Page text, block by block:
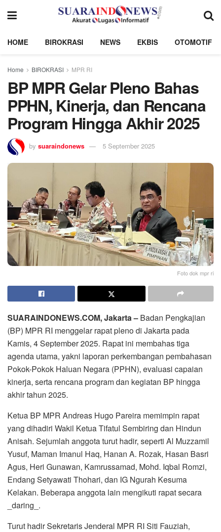
HOME BIROKRASI NEWS EKBIS OTOMOTIF
Home BIROKRASI MPR RI
BP MPR Gelar Pleno Bahas
PPHN, Kinerja, dan Rencana
Program Hingga Akhir 2025
by suaraindonews 5 September 2025
Foto dok mpr ri
SUARAINDONEWS.COM, Jakarta – Badan Pengkajian
(BP) MPR RI menggelar rapat pleno di Jakarta pada
Kamis, 4 September 2025. Rapat ini membahas tiga
agenda utama, yakni laporan perkembangan pembahasan
Pokok-Pokok Haluan Negara (PPHN), evaluasi capaian
kinerja, serta rencana program dan kegiatan BP hingga
akhir tahun 2025.
Ketua BP MPR Andreas Hugo Pareira memimpin rapat
yang dihadiri Wakil Ketua Tifatul Sembiring dan Hindun
Anisah. Sejumlah anggota turut hadir, seperti Al Muzzamil
Yusuf, Maman Imanul Haq, Hanan A. Rozak, Hasan Basri
Agus, Heri Gunawan, Kamrussamad, Mohd. Iqbal Romzi,
Endang Setyawati Thohari, dan IG Ngurah Kesuma
Kelakan. Beberapa anggota lain mengikuti rapat secara
_daring_.
Turut hadir Sekretaris Jenderal MPR RI Siti Fauziah,